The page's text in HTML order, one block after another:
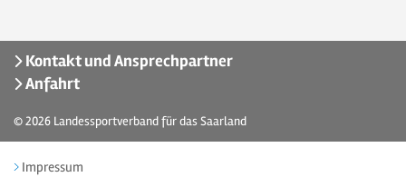
Kontakt und Ansprechpartner
Anfahrt
© 2026 Landessportverband für das Saarland
Impressum